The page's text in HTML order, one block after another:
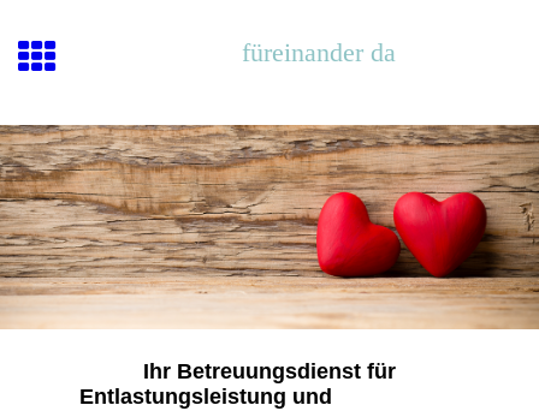
füreinander da
Ihr Betreuungsdienst für
Entlastungsleistung und